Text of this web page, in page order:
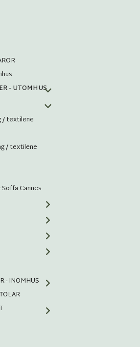
- UTOMHUS
/ textilene
/ textilene
Cannes
- INOMHUS